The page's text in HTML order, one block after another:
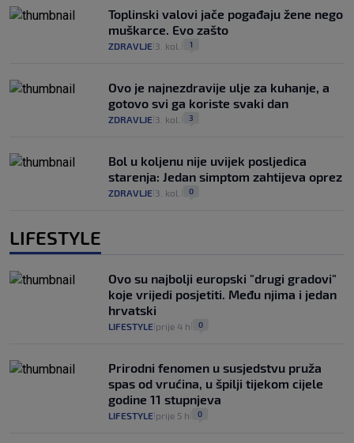
Toplinski valovi jače pogađaju žene nego
muškarce. Evo zašto
ZDRAVLJE 3. kol. 1
Ovo je najnezdravije ulje za kuhanje, a
gotovo svi ga koriste svaki dan
ZDRAVLJE 3. kol. 3
Bol u koljenu nije uvijek posljedica
starenja: Jedan simptom zahtijeva oprez
ZDRAVLJE 3. kol. 0
LIFESTYLE
Ovo su najbolji europski "drugi gradovi"
koje vrijedi posjetiti. Među njima i jedan
hrvatski
LIFESTYLE prije 4 h 0
Prirodni fenomen u susjedstvu pruža
spas od vrućina, u špilji tijekom cijele
godine 11 stupnjeva
LIFESTYLE prije 5 h 0